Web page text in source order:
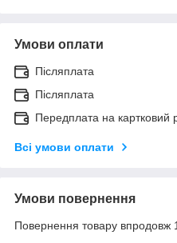
Умови оплати
Післяплата
Післяплата
Передплата на картковий
Всі умови оплати
Умови повернення
Повернення товару впродовж